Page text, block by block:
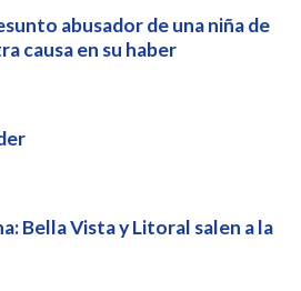
abusador de una niña de
causa en su haber
Bella Vista y Litoral salen a la